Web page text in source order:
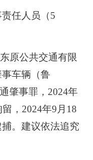
任人员（5
原公共交通有限
车辆（鲁
肇事罪，2024年
，2024年9月18
。建议依法追究